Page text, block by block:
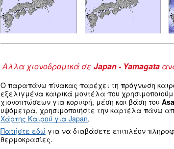
Αλλα χιονοδρομικά σε Japan - Yamagata
Ο παραπάνω πίνακας παρέχει τη πρόγνωση
εξελιγμένα καιρικά μοντέλα που
χιονοπτώσεων για κορυφή, μέση και βάση του
υψόμετρα, χρησιμοποιήστε την καρτέλα πάνω
Χάρτης Καιρού για Japan.
Πατήστε εδώ για να διαβάσετε επιπλέον
θερμοκρασίες.